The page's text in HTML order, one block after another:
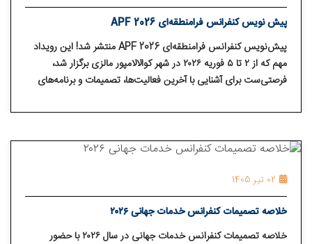
پیش نویس کنفرانس فرا‌منطقه‌ای APF 2026
پیش‌نویس کنفرانس فرا‌منطقه‌ای APF 2026 منتشر شد! این رویداد
مهم که از ۲ تا ۵ فوریه ۲۰۲۶ در شهر کوالالامپور مالزی برگزار شد،
فرصتی‌ست برای آشنایی با آخرین فعالیت‌ها، تصمیمات و برنامه‌های
کامل پیش‌نویس را از طریق وبسایت مطالعه کنند.
02 تیر 1405
خلاصه تصمیمات کنفرانس خدمات جهانی ۲۰۲۶
خلاصه تصمیمات کنفرانس خدمات جهانی در سال ۲۰۲۶ با حضور